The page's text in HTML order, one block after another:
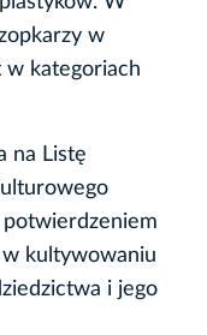
w
w kategoriach
na Listę
potwierdzeniem
kultywowaniu
i jego